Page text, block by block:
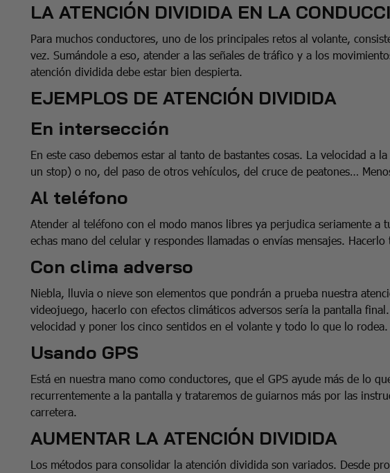
LA ATENCIÓN DIVIDIDA EN LA
Para muchos conductores, uno de los principales retos al volante,
vez. Sumándole a eso, atender a las señales de tráfico y a los
atención dividida debe estar bien despierta.
EJEMPLOS DE ATENCIÓN DIVIDIDA
En intersección
En este caso debemos estar al tanto de bastantes cosas. La velocidad a
un stop) o no, del paso de otros vehículos, del cruce de peatones…
Al teléfono
Atender al teléfono con el modo manos libres ya perjudica seriamente a
echas mano del celular y respondes llamadas o envías mensajes.
Con clima adverso
Niebla, lluvia o nieve son elementos que pondrán a prueba nuestra
videojuego, hacerlo con efectos climáticos adversos sería la pantalla
velocidad y poner los cinco sentidos en el volante y todo lo que lo rodea.
Usando GPS
Está en nuestra mano como conductores, que el GPS ayude más de lo
recurrentemente a la pantalla y trataremos de guiarnos más por las
carretera.
AUMENTAR LA ATENCIÓN DIVIDIDA
Los métodos para consolidar la atención dividida son variados. Desde